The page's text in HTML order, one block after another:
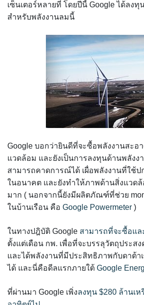
เซ็นเตอร์หลายที่ โดยปีนี้ Google ได้ลงทุ
สำหรับพลังงานลมนี้
Google บอกว่ายินดีที่จะซื้อพลังงานสะอ
แวดล้อม และยังเป็นการลงทุนด้านพลังง
สามารถคาดการณ์ได้ เผื่อพลังงานที่ใช้
ในอนาคต และยังทำให้ภาพด้านสิ่งแวดล้
มาก ( นอกจากนี้ยังมีผลิตภัณฑ์ที่ช่วย
ในบ้านเรือน คือ Google Powermeter )
ในทางปฎิบัติ Google สามารถที่จะซื้อแล
ตั้งแต่เดือน กพ. เพื่อที่จะบรรลุวัตถุประสง
และได้พลังงานที่มีประสิทธิภาพกับดาต้า
ได้ และนี่คือดีลแรกภายใต้ Google
ที่ผ่านมา Google เพิ่งลงทุน $280 ล้านเ